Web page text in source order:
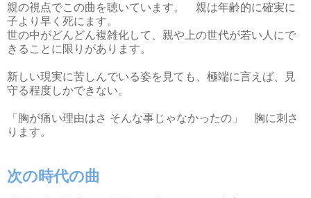
親の視点でこの曲を聴いています。 親は年齢的に確実に
子より早く死にます。
世の中がどんどん複雑化して、親や上の世代が若い人にで
きることに限りがあります。
新しい現実に苦しんでいる姿を見ても、極端に言えば、見
守る程度しかできない。
「胸が痛い理由はさ そんな事じゃなかったの」 胸に刺さ
ります。
次の時代の曲